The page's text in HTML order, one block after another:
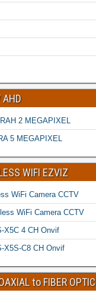
AHD
2 MEGAPIXEL
5 MEGAPIXEL
WIFI EZVIZ
WiFi Camera CCTV
WiFi Camera CCTV
X5C 4 CH Onvif
X5S-C8 CH Onvif
to FIBER OPTIC